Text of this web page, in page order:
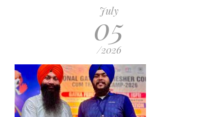
July
05
/2026